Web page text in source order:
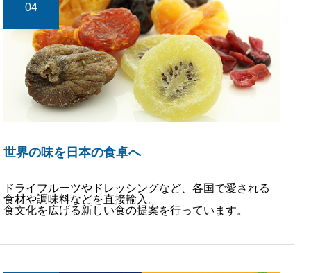
04
世界の味を日本の食卓へ
ドライフルーツやドレッシングなど、各国で愛される
食材や調味料などを直接輸入。
食文化を広げる新しい食の提案を行っています。